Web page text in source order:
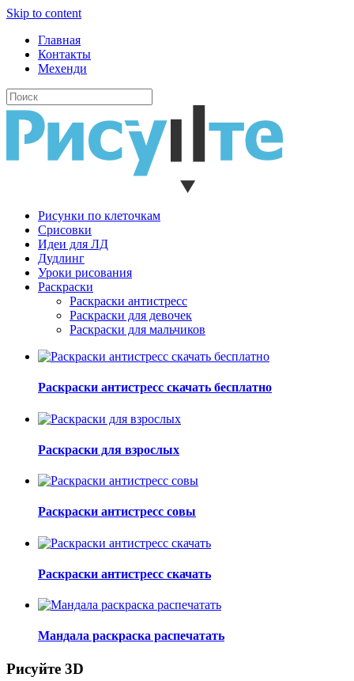
Skip to content
Главная
Контакты
Мехенди
Рисунки по клеточкам
Cрисовки
Идеи для ЛД
Дудлинг
Уроки рисования
Раскраски
Раскраски антистресс
Раскраски для девочек
Раскраски для мальчиков
Раскраски антистресс скачать бесплатно
Раскраски для взрослых
Раскраски антистресс совы
Раскраски антистресс скачать
Мандала раскраска распечатать
Рисуйте 3D